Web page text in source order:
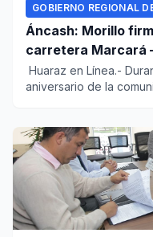
GOBIERNO REGIONAL
Áncash: Morillo
carretera Marcará
Huaraz en Línea.-
aniversario de la